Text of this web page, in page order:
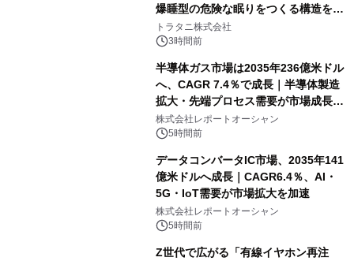
爆睡型の危険な眠りをつくる構造を解
説
トラタニ株式会社
3時間前
半導体ガス市場は2035年236億米ドル
へ、CAGR 7.4％で成長｜半導体製造
拡大・先端プロセス需要が市場成長を
加速
株式会社レポートオーシャン
5時間前
データコンバータIC市場、2035年141
億米ドルへ成長｜CAGR6.4％、AI・
5G・IoT需要が市場拡大を加速
株式会社レポートオーシャン
5時間前
Z世代で広がる「有線イヤホン再注